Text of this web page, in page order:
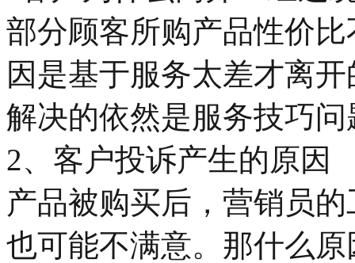
部分顾客所购产品性价
因是基于服务太差才离
解决的依然是服务技巧问
2、客户投诉产生的原因
产品被购买后，营销员
也可能不满意。那什么